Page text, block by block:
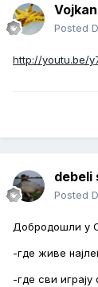
Vojkan
Posted
http://youtu.be/
debeli
Posted
Добродошли у
-где живе
-где сви играју